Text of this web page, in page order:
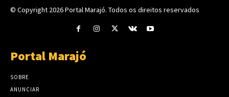
© Copyright 2026Portal Marajó. Todos os direitos reservados
Portal Marajó
SOBRE
ANUNCIAR